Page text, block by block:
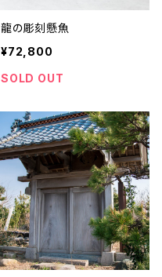
龍の彫刻懸魚
¥72,800
SOLD OUT